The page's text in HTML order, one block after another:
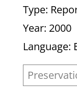
Type:
Year: 2000
Language: